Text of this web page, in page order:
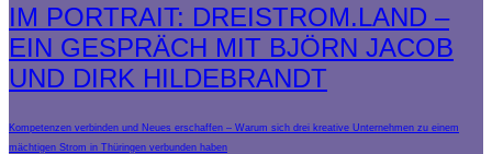
IM PORTRAIT: DREISTROM.LAND –
EIN GESPRÄCH MIT BJÖRN JACOB
UND DIRK HILDEBRANDT
Kompetenzen verbinden und Neues erschaffen – Warum sich drei kreative Unternehmen zu einem
mächtigen Strom in Thüringen verbunden haben